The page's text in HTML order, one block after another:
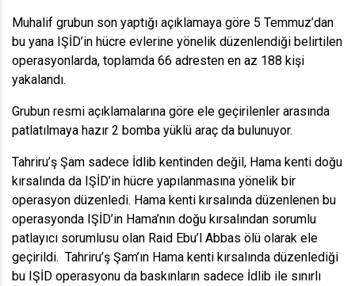
Muhalif grubun son yaptığı açıklamaya göre 5 Temmuz’dan
bu yana IŞİD’in hücre evlerine yönelik düzenlendiği belirtilen
operasyonlarda, toplamda 66 adresten en az 188 kişi
yakalandı.
Grubun resmi açıklamalarına göre ele geçirilenler arasında
patlatılmaya hazır 2 bomba yüklü araç da bulunuyor.
Tahriru’ş Şam sadece İdlib kentinden değil, Hama kenti doğu
kırsalında da IŞİD’in hücre yapılanmasına yönelik bir
operasyon düzenledi. Hama kenti kırsalında düzenlenen bu
operasyonda IŞİD’in Hama’nın doğu kırsalından sorumlu
patlayıcı sorumlusu olan Raid Ebu’l Abbas ölü olarak ele
geçirildi. Tahriru’ş Şam’ın Hama kenti kırsalında düzenlediği
bu IŞİD operasyonu da baskınların sadece İdlib ile sınırlı